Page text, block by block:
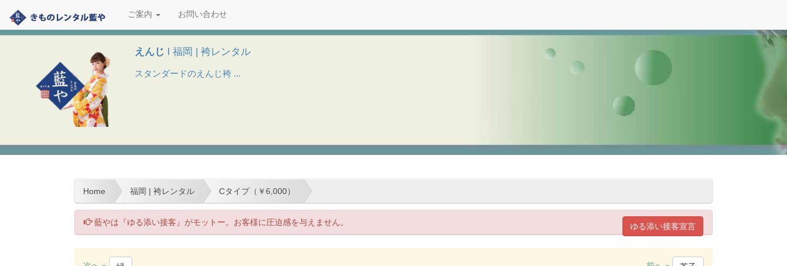
ご案内 お問い合わせ
えんじ l 福岡 | 袴レンタル
スタンダードのえんじ袴 ...
Home 福岡 | 袴レンタル Cタイプ（￥6,000）
ゆる添い接客宣言
藍やは『ゆる添い接客』がモットー。お客様に圧迫感を与えません。